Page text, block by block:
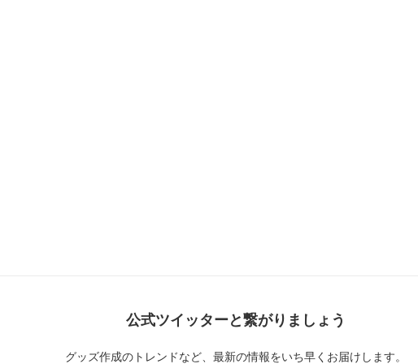
公式ツイッターと繋がりましょう
グッズ作成のトレンドなど、 最新の情報をいち早くお届けします。